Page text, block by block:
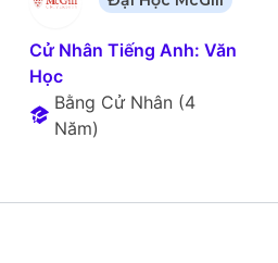
Cử Nhân Tiếng Anh: Văn
Học
Bằng Cử Nhân (4
Năm)